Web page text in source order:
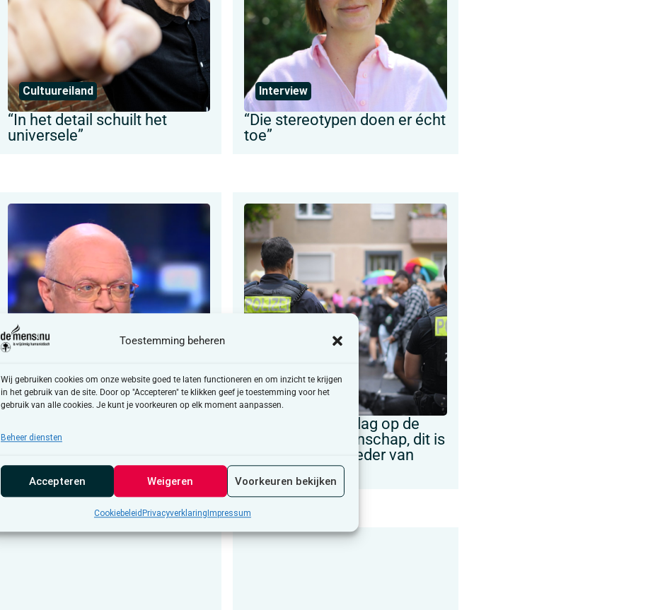
Toestemming beheren
Wij gebruiken cookies om onze website goed te laten functioneren en om inzicht te krijgen
in het gebruik van de site. Door op "Accepteren" te klikken geef je toestemming voor het
gebruik van alle cookies. Je kunt je voorkeuren op elk moment aanpassen.
Beheer diensten
Accepteren Weigeren Voorkeuren bekijken
Cookiebeleid Privacyverklaring Impressum
Cultuureiland
“In het detail schuilt het
universele”
Interview
“Die stereotypen doen er écht
toe”
Mens van de Week
er niet toe doen”
Opinie
“Dit is geen aanslag op de
LGBTQI+-gemeenschap, dit is
een aanslag op ieder van
ons”